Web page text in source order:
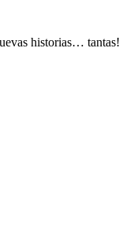
historias… tantas!